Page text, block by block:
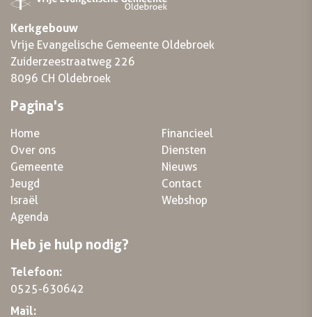
Kerkgebouw
Vrije Evangelische Gemeente Oldebroek
Zuiderzeestraatweg 226
8096 CH Oldebroek
Pagina's
Home
Over ons
Gemeente
Jeugd
Israël
Agenda
Financieel
Diensten
Nieuws
Contact
Webshop
Heb je hulp nodig?
Telefoon:
0525-630642
Mail: